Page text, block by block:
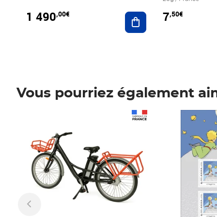
1 490,00€ Ajouter au panier
7,50€
Vous pourriez également
Prix 7,50€